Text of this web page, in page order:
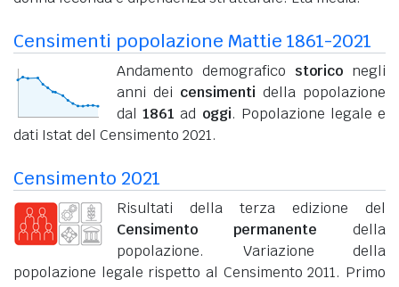
Censimenti popolazione Mattie 1861-2021
Andamento demografico storico negli
anni dei censimenti della popolazione
dal1861 ad oggi. Popolazione legale e
dati Istat del Censimento 2021.
Censimento 2021
Risultati della terza edizione del
Censimento permanente della
popolazione. Variazione della
popolazione legale rispetto al Censimento 2011. Primo